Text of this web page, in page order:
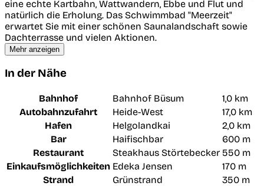
eine echte Kartbahn, Wattwandern, Ebbe und Flut und
natürlich die Erholung. Das Schwimmbad "Meerzeit"
erwartet Sie mit einer schönen Saunalandschaft sowie
Dachterrasse und vielen Aktionen.
Mehr anzeigen
In der Nähe
Bahnhof Bahnhof Büsum
1,0 km
Autobahnzufahrt
Heide-West
17,0 km
Hafen
Helgolandkai
2,0 km
Bar
Haifischbar
600 m
Restaurant
Steakhaus Störtebecker 550 m
Einkaufsmöglichkeiten Edeka Jensen
170 m
Strand
Grünstrand 350 m